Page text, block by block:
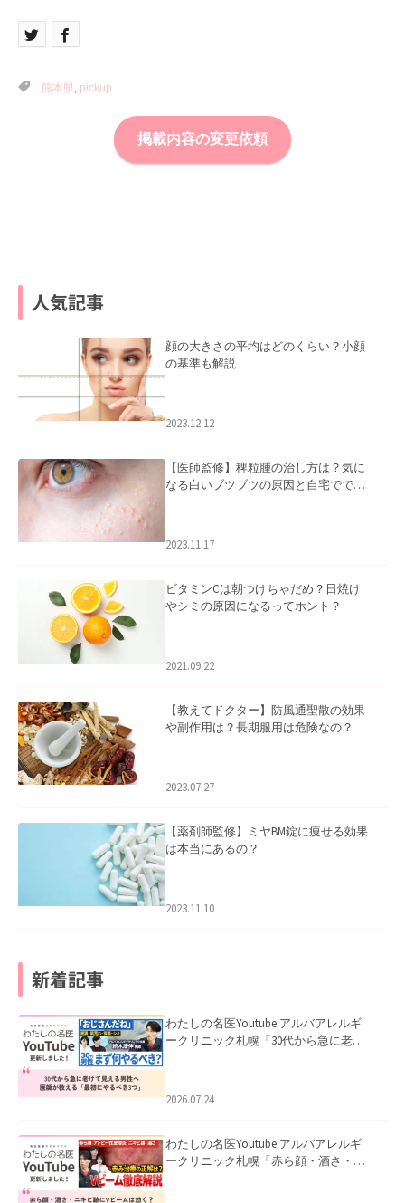
熊本県, pickup
掲載内容の変更依頼
人気記事
顔の大きさの平均はどのくらい？小顔
の基準も解説
2023.12.12
【医師監修】稗粒腫の治し方は？気に
なる白いブツブツの原因と自宅ででき
2023.11.17
ビタミンCは朝つけちゃだめ？日焼け
やシミの原因になるってホント？
2021.09.22
【教えてドクター】防風通聖散の効果
や副作用は？長期服用は危険なの？
2023.07.27
【薬剤師監修】ミヤBM錠に痩せる効果
は本当にあるの？
2023.11.10
新着記事
わたしの名医Youtube アルバアレルギ
ークリニック札幌「30代から急に老け
た。
2026.07.24
わたしの名医Youtube アルバアレルギ
ークリニック札幌「赤ら顔・酒さ・ニ